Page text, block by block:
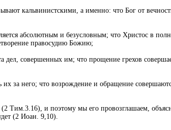
кальвинистскими, а именно: что Бог от
абсолютным и безусловным; что Христос в
правосудию Божию;
совершенных им; что прощение грехов
за него; что возрождение и обращение
и поэтому мы его провозглашаем,
(2 Иоан. 9,10).